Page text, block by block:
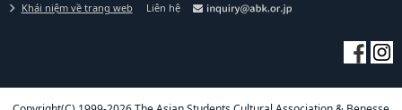
Khái niệm về trang web Liên hệ